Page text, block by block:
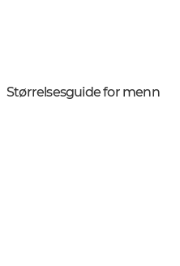
Størrelsesguide for menn